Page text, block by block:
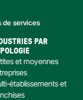
de services
PAR
et moyennes
établissements et